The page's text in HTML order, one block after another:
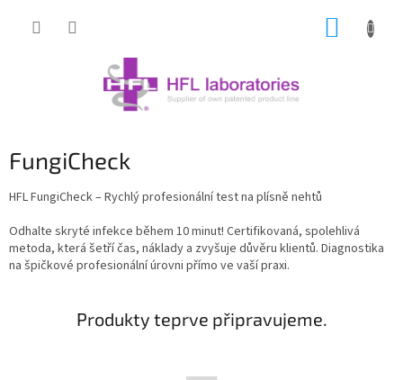
FungiCheck
HFL FungiCheck – Rychlý profesionální test na plísně nehtů
Odhalte skryté infekce během 10 minut! Certifikovaná, spolehlivá
metoda, která šetří čas, náklady a zvyšuje důvěru klientů. Diagnostika
na špičkové profesionální úrovni přímo ve vaší praxi.
Produkty teprve připravujeme.